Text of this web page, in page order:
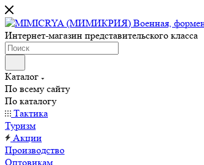
Интернет-магазин представительского класса
Каталог
По всему сайту
По каталогу
Тактика
Туризм
Акции
Производство
Оптовикам